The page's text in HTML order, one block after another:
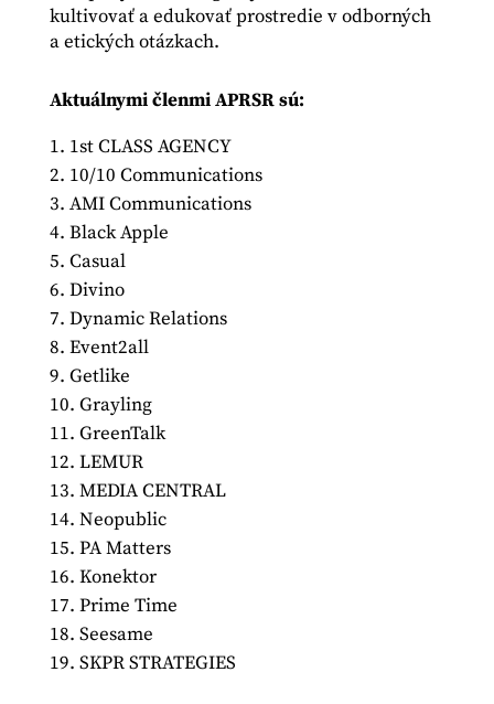
kultivovať a edukovať prostredie v odborných
a etických otázkach.
Aktuálnymi členmi APRSR sú:
1st CLASS AGENCY
10/10 Communications
AMI Communications
Black Apple
Casual
Divino
Dynamic Relations
Event2all
Getlike
Grayling
GreenTalk
LEMUR
MEDIA CENTRAL
Neopublic
PA Matters
Konektor
Prime Time
Seesame
SKPR STRATEGIES